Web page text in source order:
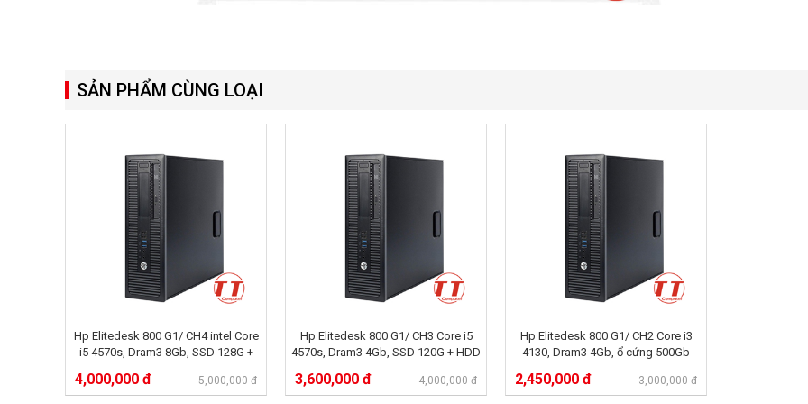
SẢN PHẨM CÙNG LOẠI
Hp Elitedesk 800 G1/ CH4 intel Core
i5 4570s, Dram3 8Gb, SSD 128G +
5,000,000 đ
4,000,000 đ
Hp Elitedesk 800 G1/ CH3 Core i5
4570s, Dram3 4Gb, SSD 120G + HDD
4,000,000 đ
3,600,000 đ
Hp Elitedesk 800 G1/ CH2 Core i3
4130, Dram3 4Gb, ổ cứng 500Gb
3,000,000 đ
2,450,000 đ